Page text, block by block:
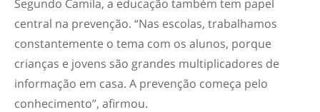
Segundo Camila, a educação também tem papel
central na prevenção. “Nas escolas, trabalhamos
constantemente o tema com os alunos, porque
crianças e jovens são grandes multiplicadores de
informação em casa. A prevenção começa pelo
conhecimento”, afirmou.